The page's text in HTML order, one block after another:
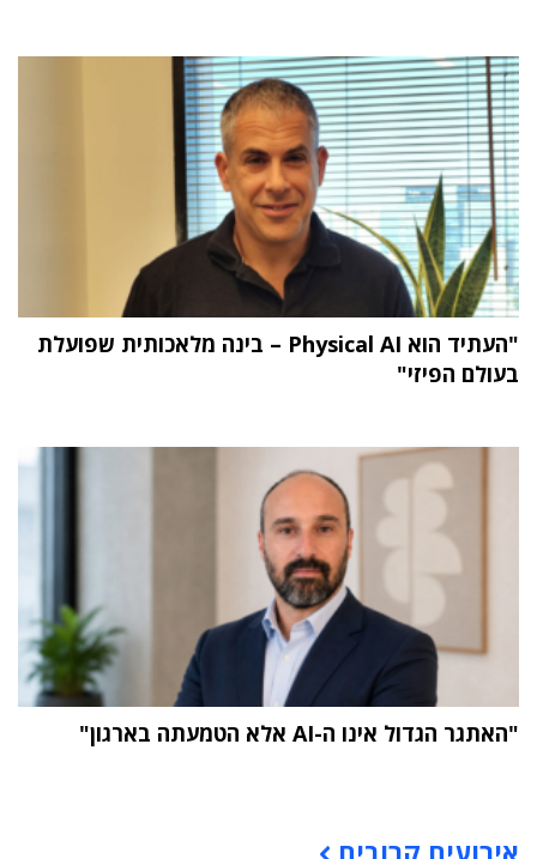
"העתיד הוא Physical AI – בינה מלאכותית שפועלת
בעולם הפיזי"
"האתגר הגדול אינו ה-AI אלא הטמעתה בארגון"
אירועים קרובים